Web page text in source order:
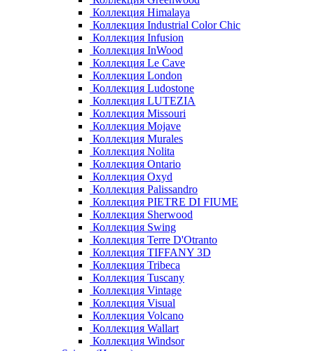
Коллекция Himalaya
Коллекция Industrial Color Chic
Коллекция Infusion
Коллекция InWood
Коллекция Le Cave
Коллекция London
Коллекция Ludostone
Коллекция LUTEZIA
Коллекция Missouri
Коллекция Mojave
Коллекция Murales
Коллекция Nolita
Коллекция Ontario
Коллекция Oxyd
Коллекция Palissandro
Коллекция PIETRE DI FIUME
Коллекция Sherwood
Коллекция Swing
Коллекция Terre D'Otranto
Коллекция TIFFANY 3D
Коллекция Tribeca
Коллекция Tuscany
Коллекция Vintage
Коллекция Visual
Коллекция Volcano
Коллекция Wallart
Коллекция Windsor